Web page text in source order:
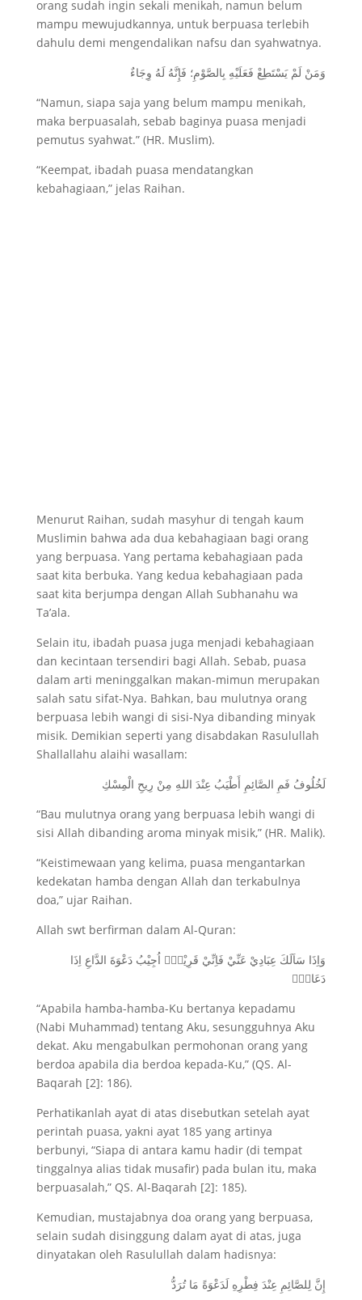
orang sudah ingin sekali menikah, namun belum
mampu mewujudkannya, untuk berpuasa terlebih
dahulu demi mengendalikan nafsu dan syahwatnya.
وَمَنْ لَمْ يَسْتَطِعْ فَعَلَيْهِ بِالصَّوْمِ؛ فَإِنَّهُ لَهُ وِجَاءٌ
“Namun, siapa saja yang belum mampu menikah,
maka berpuasalah, sebab baginya puasa menjadi
pemutus syahwat.” (HR. Muslim).
“Keempat, ibadah puasa mendatangkan
kebahagiaan,” jelas Raihan.
Menurut Raihan, sudah masyhur di tengah kaum
Muslimin bahwa ada dua kebahagiaan bagi orang
yang berpuasa. Yang pertama kebahagiaan pada
saat kita berbuka. Yang kedua kebahagiaan pada
saat kita berjumpa dengan Allah Subhanahu wa
Ta’ala.
Selain itu, ibadah puasa juga menjadi kebahagiaan
dan kecintaan tersendiri bagi Allah. Sebab, puasa
dalam arti meninggalkan makan-mimun merupakan
salah satu sifat-Nya. Bahkan, bau mulutnya orang
berpuasa lebih wangi di sisi-Nya dibanding minyak
misik. Demikian seperti yang disabdakan Rasulullah
Shallallahu alaihi wasallam:
لَخُلُوفُ فَمِ الصَّائِمِ أَطْيَبُ عِنْدَ اللهِ مِنْ رِيحِ الْمِسْكِ
“Bau mulutnya orang yang berpuasa lebih wangi di
sisi Allah dibanding aroma minyak misik,” (HR. Malik).
“Keistimewaan yang kelima, puasa mengantarkan
kedekatan hamba dengan Allah dan terkabulnya
doa,” ujar Raihan.
Allah swt berfirman dalam Al-Quran:
وَاِذَا سَاَلَكَ عِبَادِيْ عَنِّيْ فَاِنِّيْ قَرِيْبٌۗ اُجِيْبُ دَعْوَةَ الدَّاعِ اِذَا
دَعَانِۙ
“Apabila hamba-hamba-Ku bertanya kepadamu
(Nabi Muhammad) tentang Aku, sesungguhnya Aku
dekat. Aku mengabulkan permohonan orang yang
berdoa apabila dia berdoa kepada-Ku,” (QS. Al-
Baqarah [2]: 186).
Perhatikanlah ayat di atas disebutkan setelah ayat
perintah puasa, yakni ayat 185 yang artinya
berbunyi, “Siapa di antara kamu hadir (di tempat
tinggalnya alias tidak musafir) pada bulan itu, maka
berpuasalah,” QS. Al-Baqarah [2]: 185).
Kemudian, mustajabnya doa orang yang berpuasa,
selain sudah disinggung dalam ayat di atas, juga
dinyatakan oleh Rasulullah dalam hadisnya:
إِنَّ لِلصَّائِمِ عِنْدَ فِطْرِهِ لَدَعْوَةً مَا تُرَدُّ